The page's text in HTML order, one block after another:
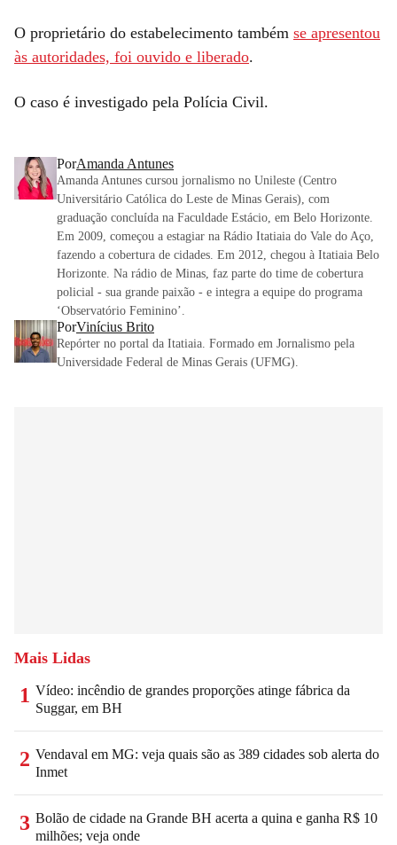
O proprietário do estabelecimento também se apresentou
às autoridades, foi ouvido e liberado.
O caso é investigado pela Polícia Civil.
PorAmanda Antunes
Amanda Antunes cursou jornalismo no Unileste (Centro
Universitário Católica do Leste de Minas Gerais), com
graduação concluída na Faculdade Estácio, em Belo Horizonte.
Em 2009, começou a estagiar na Rádio Itatiaia do Vale do Aço,
fazendo a cobertura de cidades. Em 2012, chegou à Itatiaia Belo
Horizonte. Na rádio de Minas, faz parte do time de cobertura
policial - sua grande paixão - e integra a equipe do programa
‘Observatório Feminino’.
PorVinícius Brito
Repórter no portal da Itatiaia. Formado em Jornalismo pela
Universidade Federal de Minas Gerais (UFMG).
Mais Lidas
1 Vídeo: incêndio de grandes proporções atinge fábrica da
Suggar, em BH
2 Vendaval em MG: veja quais são as 389 cidades sob alerta do
Inmet
3 Bolão de cidade na Grande BH acerta a quina e ganha R$ 10
milhões; veja onde